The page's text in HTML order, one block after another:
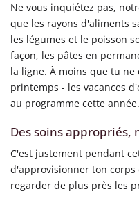
Ne vous inquiétez pas,
que les rayons d'aliments
les légumes et le poisson
façon, les pâtes en
la ligne. À moins que tu ne
printemps - les vacances
au programme cette année.
Des soins appropriés,
C'est justement pendant
d'approvisionner ton
regarder de plus près les